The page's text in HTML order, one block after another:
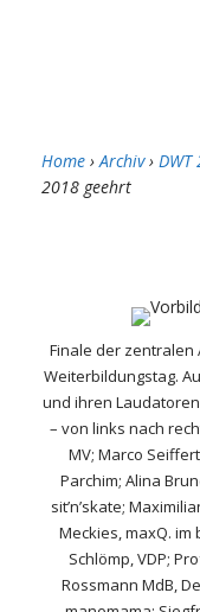
Home ›Archiv› DWT
2018 geehrt
Finale der zentralen
Weiterbildungstag.
und ihren
– von links nach
MV; Marco
Parchim; Alina
sit’n’skate;
Meckies, maxQ. im
Schlömp, VDP;
Rossmann MdB,